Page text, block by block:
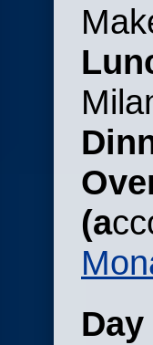
(a